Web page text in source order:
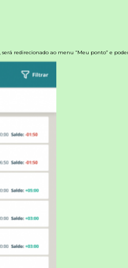
redirecionado ao menu “Meu ponto” e